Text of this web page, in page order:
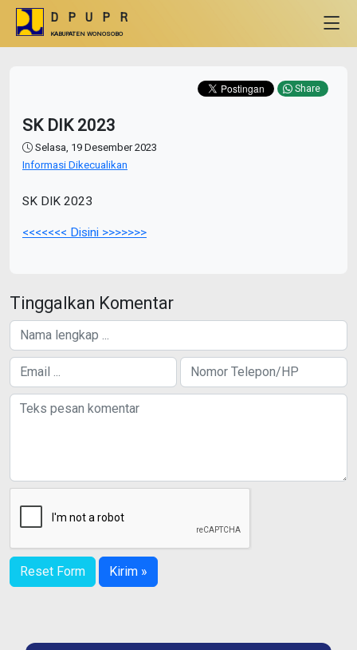
DPUPR
KABUPATEN WONOSOBO
Share
SK DIK 2023
Selasa, 19 Desember 2023
Informasi Dikecualikan
SK DIK 2023
<<<<<<< Disini >>>>>>>
Tinggalkan Komentar
Reset Form Kirim »